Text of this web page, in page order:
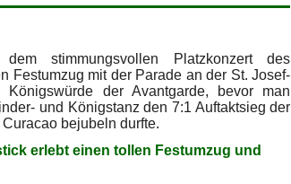
stimmungsvollen Platzkonzert des
Festumzug mit der Parade an der St. Josef-
der Avantgarde, bevor man
und Königstanz den 7:1 Auftaktsieg der
bejubeln durfte.
erlebt einen tollen Festumzug und